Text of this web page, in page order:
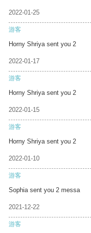
2022-01-25
游客
Horny Shriya sent you 2
2022-01-17
游客
Horny Shriya sent you 2
2022-01-15
游客
Horny Shriya sent you 2
2022-01-10
游客
Sophia sent you 2 messa
2021-12-22
游客